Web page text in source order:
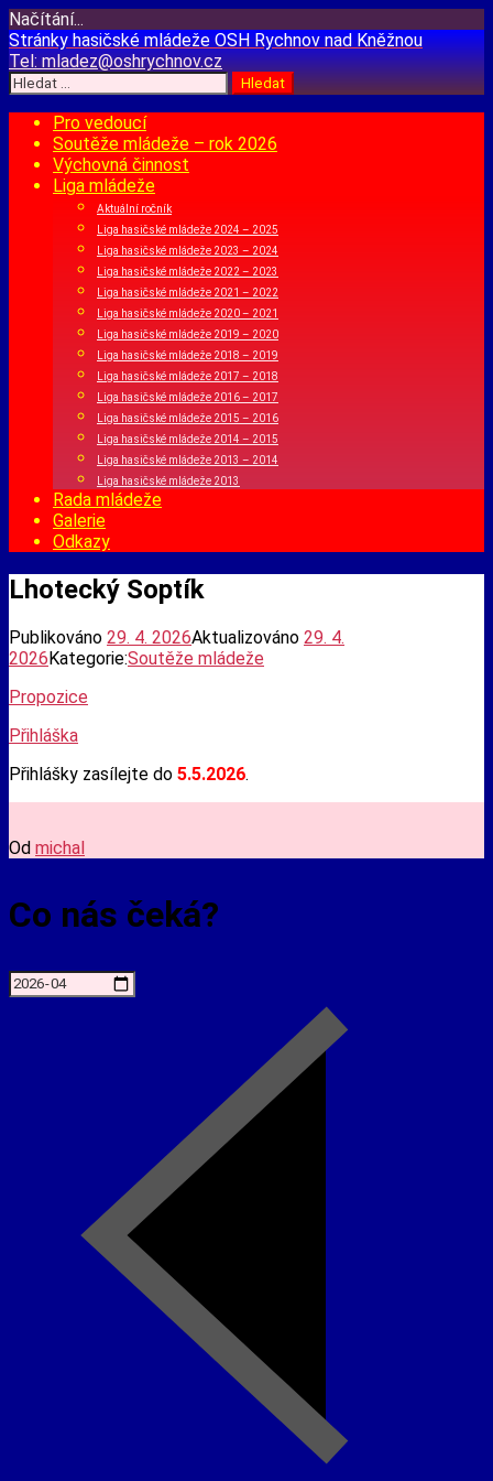
Načítání...
Přejít
k
obsahu
webu
Stránky hasičské mládežeOSH Rychnov nad Kněžnou
Tel:mladez@oshrychnov.cz
Vyhledávání
Pro vedoucí
Soutěže mládeže – rok 2026
Výchovná činnost
Liga mládeže
Aktuální ročník
Liga hasičské mládeže 2024 – 2025
Liga hasičské mládeže 2023 – 2024
Liga hasičské mládeže 2022 – 2023
Liga hasičské mládeže 2021 – 2022
Liga hasičské mládeže 2020 – 2021
Liga hasičské mládeže 2019 – 2020
Liga hasičské mládeže 2018 – 2019
Liga hasičské mládeže 2017 – 2018
Liga hasičské mládeže 2016 – 2017
Liga hasičské mládeže 2015 – 2016
Liga hasičské mládeže 2014 – 2015
Liga hasičské mládeže 2013 – 2014
Liga hasičské mládeže 2013
Rada mládeže
Galerie
Odkazy
Lhotecký Soptík
Publikováno 29. 4. 2026Aktualizováno 29. 4.
2026Kategorie:Soutěže mládeže
Propozice
Přihláška
Přihlášky zasílejte do 5.5.2026.
Od michal
Co nás čeká?